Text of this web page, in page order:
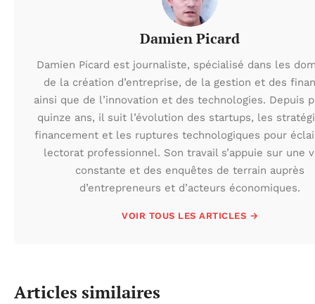
Damien Picard
Damien Picard est journaliste, spécialisé dans les
de la création d’entreprise, de la gestion et des
ainsi que de l’innovation et des technologies. Depuis
quinze ans, il suit l’évolution des startups, les
financement et les ruptures technologiques pour
lectorat professionnel. Son travail s’appuie sur une
constante et des enquêtes de terrain auprès
d’entrepreneurs et d’acteurs économiques.
VOIR TOUS LES ARTICLES →
Articles similaires